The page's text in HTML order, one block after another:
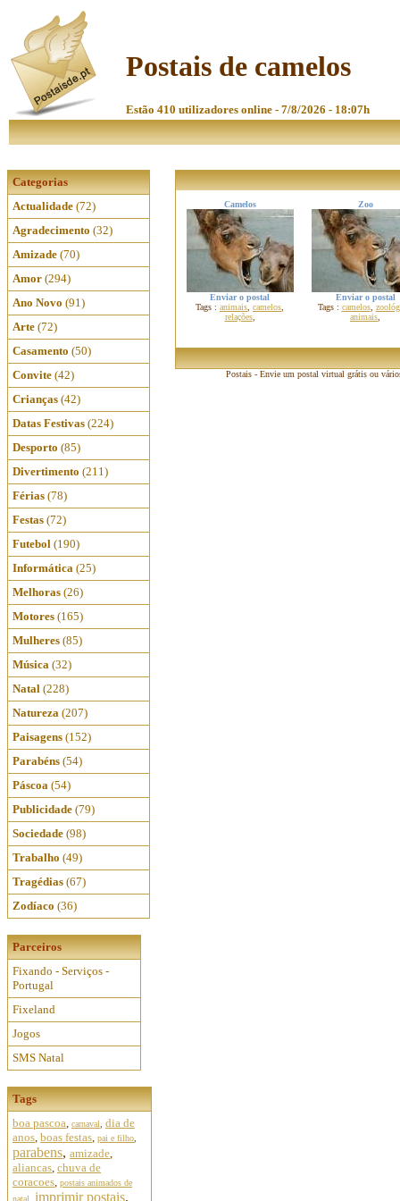
Postais de camelos
Estão 410 utilizadores online - 7/8/2026 - 18:07h
Categorias
Actualidade (72)
Agradecimento (32)
Amizade (70)
Amor (294)
Ano Novo (91)
Arte (72)
Casamento (50)
Convite (42)
Crianças (42)
Datas Festivas (224)
Desporto (85)
Divertimento (211)
Férias (78)
Festas (72)
Futebol (190)
Informática (25)
Melhoras (26)
Motores (165)
Mulheres (85)
Música (32)
Natal (228)
Natureza (207)
Paisagens (152)
Parabéns (54)
Páscoa (54)
Publicidade (79)
Sociedade (98)
Trabalho (49)
Tragédias (67)
Zodíaco (36)
Parceiros
Fixando - Serviços -
Portugal
Fixeland
Jogos
SMS Natal
Tags
boa pascoa, carnaval
dia de
anos, boas festas, pai e filho
parabens, amizade,
aliancas, chuva de
coracoes, postais animados de
natal
imprimir postais,
Camelos
Enviar o postal
Tags : animais camelos
relações,
Zoo
Enviar o postal
Tags : camelos,
animais
Postais - Envie um postal virtual grátis ou